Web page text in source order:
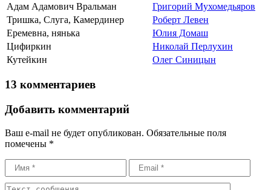
Адам Адамович Вральман
Григорий Мухомедьяров
Тришка, Слуга, Камердинер
Роберт Левен
Еремевна, нянька
Юлия Домаш
Цифиркин
Николай Перлухин
Кутейкин
Олег Синицын
13 комментариев
Добавить комментарий
Ваш e-mail не будет опубликован. Обязательные поля
помечены *